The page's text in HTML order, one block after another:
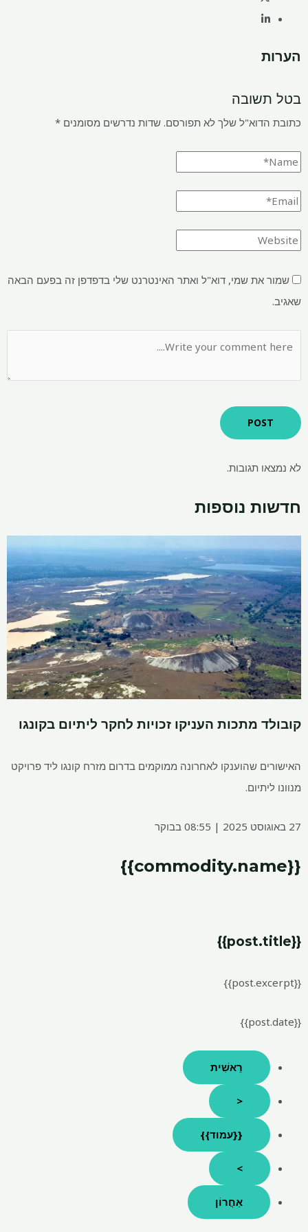
הערות
בטל תשובה
כתובת הדוא"ל שלך לא תפורסם. שדות נדרשים מסומנים *
שמור את שמי, דוא"ל ואתר האינטרנט שלי בדפדפן זה בפעם הבאה
שאגיב.
לא נמצאו תגובות.
חדשות נוספות
קובולד מתכות העניקו זכויות לחקר ליתיום בקונגו
האישורים שהוענקו לאחרונה ממוקמים בדרום מזרח קונגו ליד פרויקט
מנוונו ליתיום.
27 באוגוסט 2025 | 08:55 בבוקר
{{commodity.name}}
{{post.title}}
{{post.excerpt}}
{{post.date}}
רֵאשִׁית
<
{{עמוד}}
>
אַחֲרוֹן